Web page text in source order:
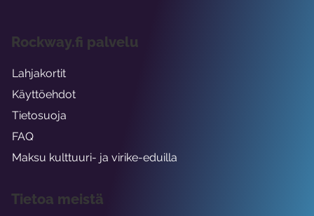
Rockway.fi palvelu
Lahjakortit
Käyttöehdot
Tietosuoja
FAQ
Maksu kulttuuri- ja virike-eduilla
Tietoa meistä